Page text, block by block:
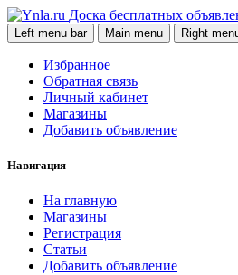
Доска бесплатных
Left menu bar Main menu Right
Избранное
Обратная связь
Личный кабинет
Магазины
Добавить объявление
Навигация
На главную
Магазины
Регистрация
Статьи
Добавить объявление